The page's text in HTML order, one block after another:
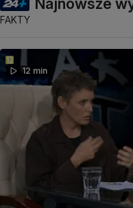
FAKTY
12 min